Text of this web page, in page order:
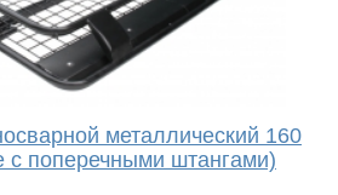
металлический 160
с поперечными штангами)